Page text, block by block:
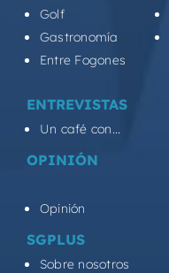
Golf
Gastronomía
Entre Fogones
ENTREVISTAS
Un café con...
OPINIÓN
Opinión
SGPLUS
Sobre nosotros